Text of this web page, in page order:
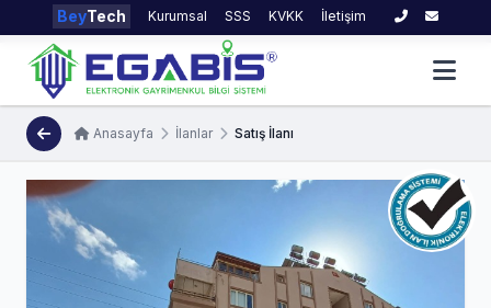
BeyTech Kurumsal SSS KVKK İletişim
Anasayfa İlanlar Satış İlanı